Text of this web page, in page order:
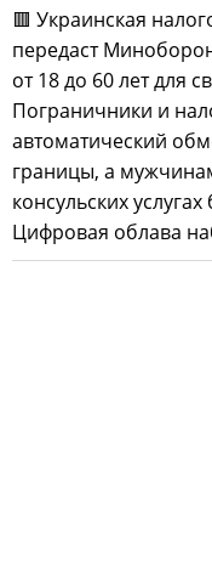
🟥 Украинская
передаст
от 18 до 60 лет для
Пограничники и
автоматический
границы, а
консульских
Цифровая облава